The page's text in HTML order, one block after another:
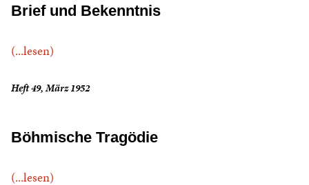
Brief und Bekenntnis
(...lesen)
Heft 49, März 1952
Böhmische Tragödie
(...lesen)